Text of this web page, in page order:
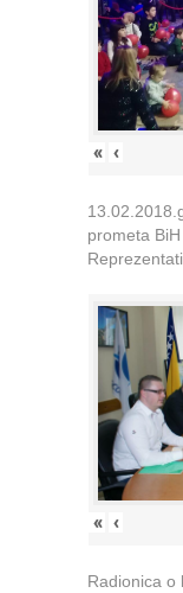
« ‹
prometa
« ‹
Radionica o